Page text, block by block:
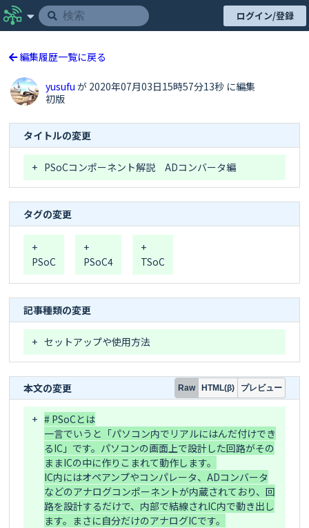
ログイン/登録
編集履歴一覧に戻る
yusufuが 2020年07月03日15時57分13秒 に編集
初版
タイトルの変更
+ PSoCコンポーネント解説　ADコンバータ編
タグの変更
+
PSoC
+
PSoC4
+
TSoC
記事種類の変更
+ セットアップや使用方法
本文の変更 Raw HTML(β) プレビュー
+ # PSoCとは
一言でいうと「パソコン内でリアルにはんだ付けでき
るIC」です。パソコンの画面上で設計した回路がその
ままICの中に作りこまれて動作します。
IC内にはオペアンプやコンパレータ、ADコンバータ
などのアナログコンポーネントが内蔵されており、回
路を設計するだけで、内部で結線されIC内で動き出し
ます。まさに自分だけのアナログICです。